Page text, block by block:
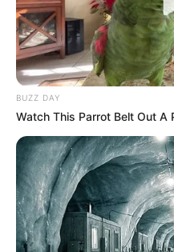
BUZZ DAY
Watch This Parrot Belt Out A